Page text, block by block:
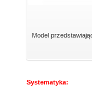
Model
Systematyka: